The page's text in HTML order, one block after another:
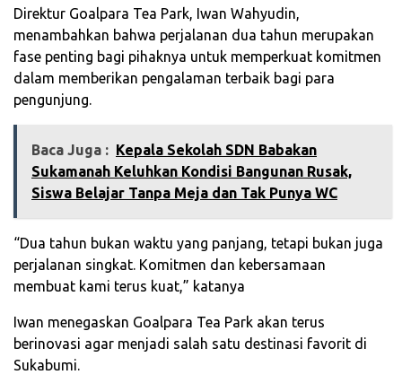
Direktur Goalpara Tea Park, Iwan Wahyudin,
menambahkan bahwa perjalanan dua tahun merupakan
fase penting bagi pihaknya untuk memperkuat komitmen
dalam memberikan pengalaman terbaik bagi para
pengunjung.
Baca Juga : ‎Kepala Sekolah SDN Babakan
Sukamanah Keluhkan Kondisi Bangunan Rusak,
Siswa Belajar Tanpa Meja dan Tak Punya WC‎
“Dua tahun bukan waktu yang panjang, tetapi bukan juga
perjalanan singkat. Komitmen dan kebersamaan
membuat kami terus kuat,” katanya
Iwan menegaskan Goalpara Tea Park akan terus
berinovasi agar menjadi salah satu destinasi favorit di
Sukabumi.